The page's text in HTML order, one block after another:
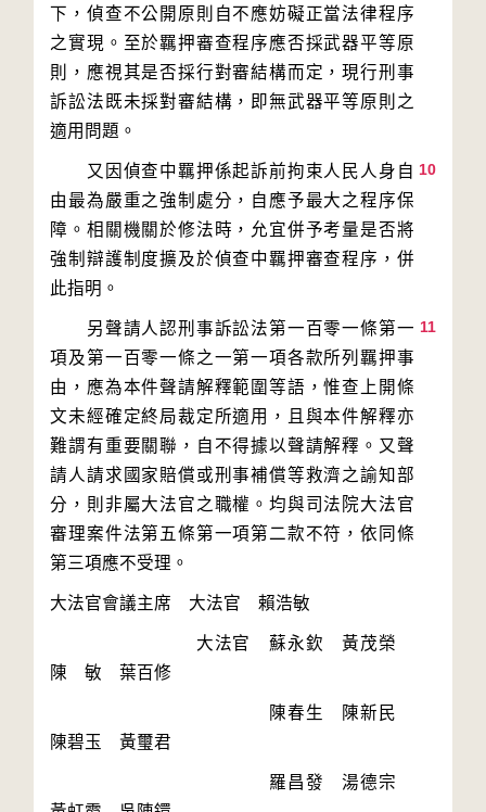
下，偵查不公開原則自不應妨礙正當法律程序
之實現。至於羈押審查程序應否採武器平等原
則，應視其是否採行對審結構而定，現行刑事
訴訟法既未採對審結構，即無武器平等原則之
10
又因偵查中羈押係起訴前拘束人民人身自
由最為嚴重之強制處分，自應予最大之程序保
障。相關機關於修法時，允宜併予考量是否將
強制辯護制度擴及於偵查中羈押審查程序，併
11
另聲請人認刑事訴訟法第一百零一條第一
項及第一百零一條之一第一項各款所列羈押事
由，應為本件聲請解釋範圍等語，惟查上開條
文未經確定終局裁定所適用，且與本件解釋亦
難謂有重要關聯，自不得據以聲請解釋。又聲
請人請求國家賠償或刑事補償等救濟之諭知部
分，則非屬大法官之職權。均與司法院大法官
審理案件法第五條第一項第二款不符，依同條
大法官　蘇永欽　黃茂榮
陳春生　陳新民
羅昌發　湯德宗